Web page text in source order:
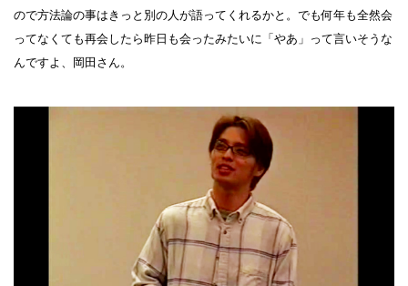
ので方法論の事はきっと別の人が語ってくれるかと。でも何年も全然会
ってなくても再会したら昨日も会ったみたいに「やあ」って言いそうな
んですよ、岡田さん。